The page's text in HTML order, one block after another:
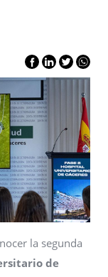
la segunda
de